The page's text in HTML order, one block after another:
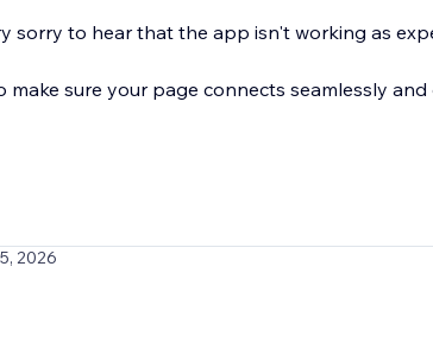
sorry to hear that the app isn't working as
make sure your page connects seamlessly
2026